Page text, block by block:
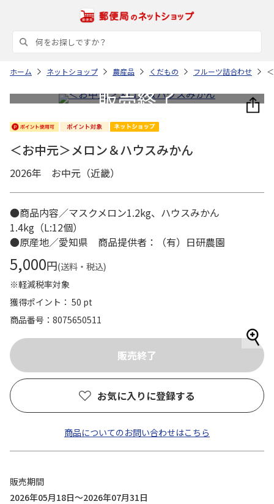
ホーム ネットショップ 農産品 くだもの フルーツ詰合わせ
＜お中元＞メロン＆ハウスみかん
2026年 お中元（近畿）
●商品内容／マスクメロン1.2kg、ハウスみかん
1.4kg（L:12個）
●原産地／愛知県 商品提供者：（有）日研農園
5,000円(送料・税込)
※軽減税率対象
獲得ポイント： 50 pt
商品番号
8075650511
お気に入りに登録する
商品についてのお問い合わせはこちら
販売期間
2026年05月18日～2026年07月31日